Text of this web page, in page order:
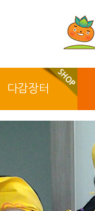
다감장터